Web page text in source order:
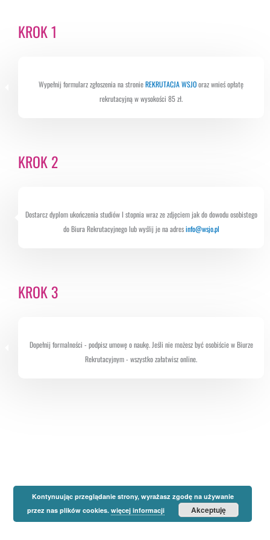
Wypełnij formularz zgłoszenia na stronieREKRUTACJA WSJOoraz wnieś opłatę
rekrutacyjną w wysokości 85 zł.
KROK 1
Dostarcz dyplom ukończenia studiów I stopnia wraz ze zdjęciem jak do dowodu osobistego
do Biura Rekrutacyjnego lub wyślij je na adresinfo@wsjo.pl
KROK 2
Dopełnij formalności - podpisz umowę o naukę. Jeśli nie możesz być osobiście w Biurze
Rekrutacyjnym - wszystko załatwisz online.
KROK 3
Kontynuując przeglądanie strony, wyrażasz zgodę na używanie
przez nas plików cookies. więcej informacji Akceptuję